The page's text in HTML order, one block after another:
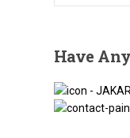
Have